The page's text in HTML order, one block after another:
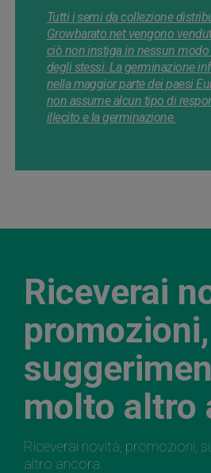
Tutti i semi da collezione
Growbarato.net vengono
ciò non instiga in nessun
degli stessi. La germinazione
nella maggior parte dei paesi
non assume alcun tipo di
illecito e la germinazione.
Riceverai
promozioni,
molto altro
Riceverai novità, promozioni,
altro ancora.